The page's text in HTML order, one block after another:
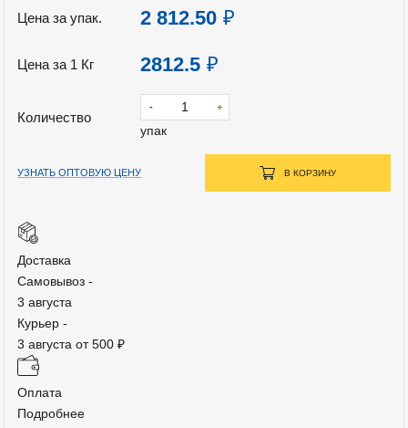
Цена за упак. 2 812.50 ₽
Цена за 1 Кг 2812.5 ₽
Количество
- +
упак
УЗНАТЬ ОПТОВУЮ ЦЕНУ В КОРЗИНУ
Доставка
Самовывоз -
3 августа
Курьер -
3 августа от 500 ₽
Оплата
Подробнее